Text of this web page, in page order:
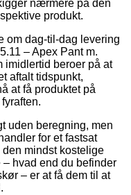
nærmere på den
produkt.
om dag-til-dag levering
– Apex Pant m.
imidlertid beroer på at
aftalt tidspunkt,
at få produktet på
uden beregning, men
for et fastsat
mindst kostelige
hvad end du befinder
– er at få dem til at